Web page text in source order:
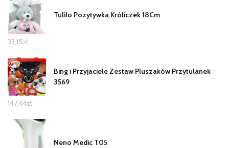
Tulilo Pozytywka Króliczek 18Cm
33,15zł
Bing i Przyjaciele Zestaw Pluszaków Przytulanek
3569
147,44zł
Neno Medic T05